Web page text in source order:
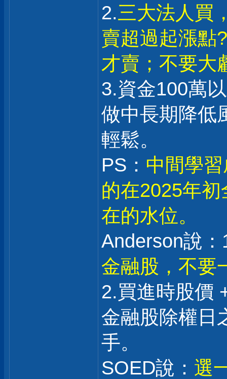
2.三大法人買
賣超過起漲點
才賣；不要大
3.資金100萬
做中長期降低
輕鬆。
PS： 中間學
的在2025年
在的水位。
Anderson說：
金融股，不要
2.買進時股價
金融股除權日
手。
SOED說： 選